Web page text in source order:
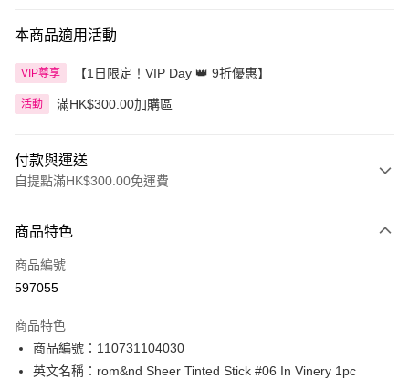
本商品適用活動
VIP尊享 【1日限定！VIP Day 👑 9折優惠】
活動 滿HK$300.00加購區
付款與運送
自提點滿HK$300.00免運費
信用卡
Apple Pay
PayMe
WeChat Pay
商品特色
商品編號
597055
商品特色
商品編號：110731104030
英文名稱：rom&nd Sheer Tinted Stick #06 In Vinery 1pc